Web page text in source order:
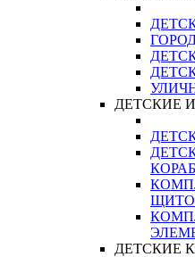
ДЕТСКИЕ
ДЕТСКИЕ